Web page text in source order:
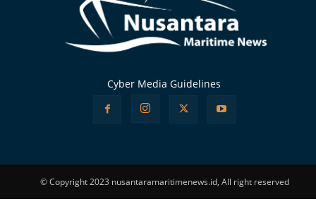
Cyber Media Guidelines
© Copyright 2023 nusantaramaritimenews.id, All right reserved